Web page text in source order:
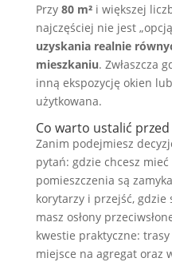
Przy 80 m²i większej
najczęściej nie jest
uzyskania realnie
mieszkaniu. Zwłaszcza
inną ekspozycję okien
użytkowana.
Co warto ustalić
Zanim podejmiesz
pytań: gdzie chcesz mieć
pomieszczenia są
korytarzy i przejść, gdzie
masz osłony
kwestie praktyczne:
miejsce na agregat oraz